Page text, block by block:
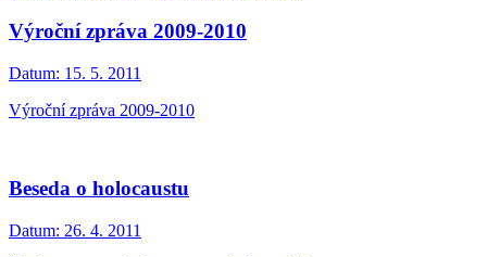
Výroční zpráva 2009-2010
Datum: 15. 5. 2011
Výroční zpráva 2009-2010
Beseda o holocaustu
Datum: 26. 4. 2011